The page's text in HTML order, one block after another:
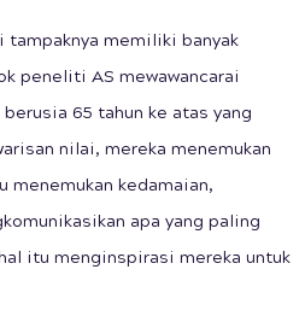
tampaknya memiliki banyak
peneliti AS mewawancarai
65 tahun ke atas yang
nilai, mereka menemukan
menemukan kedamaian,
apa yang paling
itu menginspirasi mereka untuk